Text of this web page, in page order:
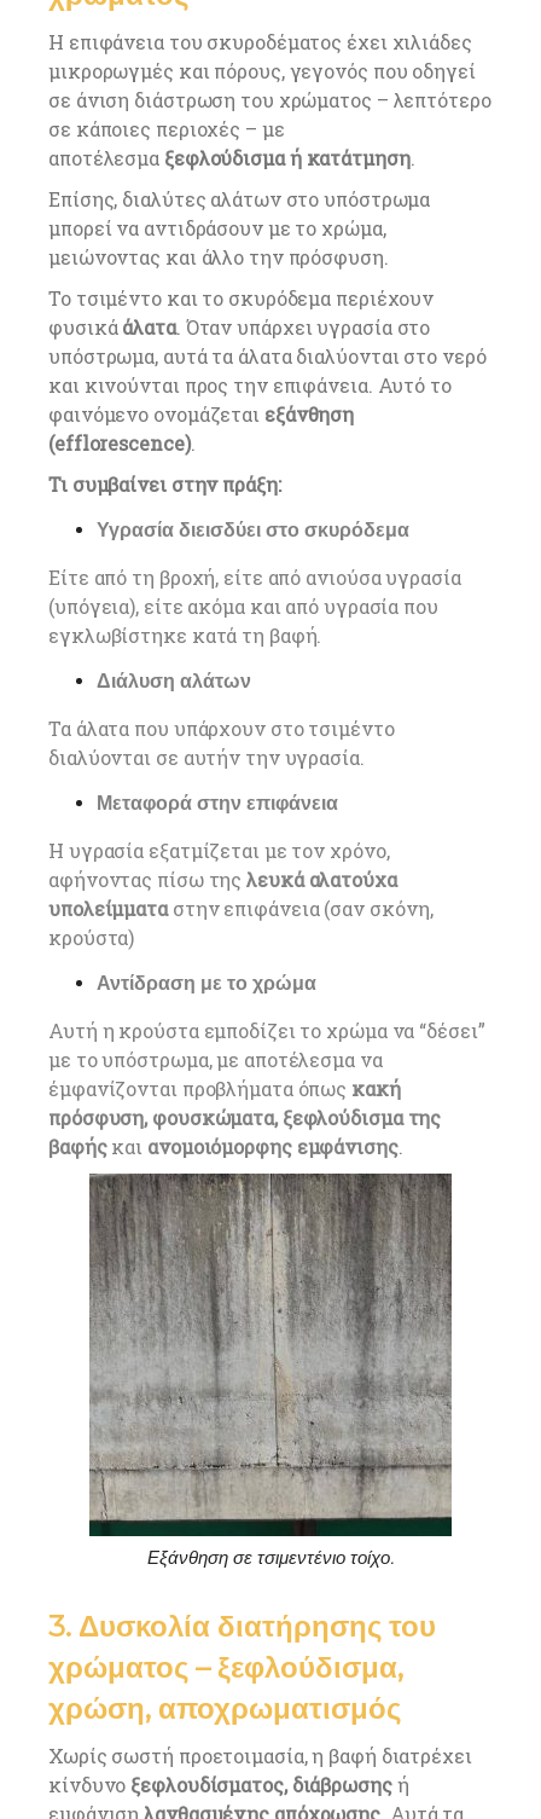
Η επιφάνεια του σκυροδέματος έχει χιλιάδες
μικρορωγμές και πόρους, γεγονός που οδηγεί
σε άνιση διάστρωση του χρώματος – λεπτότερο
σε κάποιες περιοχές – με
αποτέλεσμα ξεφλούδισμα ή κατάτμηση.
Επίσης, διαλύτες αλάτων στο υπόστρωμα
μπορεί να αντιδράσουν με το χρώμα,
μειώνοντας και άλλο την πρόσφυση.
Το τσιμέντο και το σκυρόδεμα περιέχουν
φυσικάάλατα. Όταν υπάρχει υγρασία στο
υπόστρωμα, αυτά τα άλατα διαλύονται στο νερό
και κινούνται προς την επιφάνεια. Αυτό το
φαινόμενο ονομάζεται εξάνθηση
(efflorescence).
Τι συμβαίνει στην πράξη:
Υγρασία διεισδύει στο σκυρόδεμα
Είτε από τη βροχή, είτε από ανιούσα υγρασία
(υπόγεια), είτε ακόμα και από υγρασία που
εγκλωβίστηκε κατά τη βαφή.
Διάλυση αλάτων
Τα άλατα που υπάρχουν στο τσιμέντο
διαλύονται σε αυτήν την υγρασία.
Μεταφορά στην επιφάνεια
Η υγρασία εξατμίζεται με τον χρόνο,
αφήνοντας πίσω τηςλευκά αλατούχα
υπολείμματαστην επιφάνεια (σαν σκόνη,
κρούστα)
Αντίδραση με το χρώμα
Αυτή η κρούστα εμποδίζει το χρώμα να “δέσει”
με το υπόστρωμα, με αποτέλεσμα να
έμφανίζονται προβλήματα όπως κακή
πρόσφυση, φουσκώματα, ξεφλούδισμα της
βαφήςκαι ανομοιόμορφης εμφάνισης.
Εξάνθηση σε τσιμεντένιο τοίχο.
3. Δυσκολία διατήρησης του
χρώματος – ξεφλούδισμα,
χρώση, αποχρωματισμός
Χωρίς σωστή προετοιμασία, η βαφή διατρέχει
κίνδυνο ξεφλουδίσματος, διάβρωσηςή
εμφάνισηλανθασμένης απόχρωσης . Αυτά τα